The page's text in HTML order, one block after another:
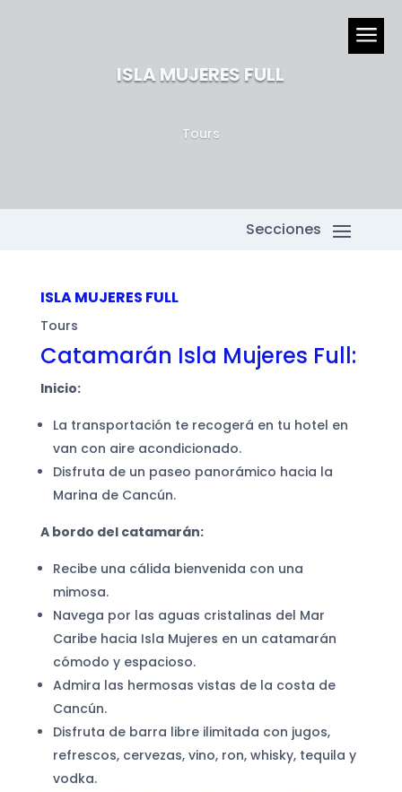
a
ISLA MUJERES FULL
Tours
ISLA MUJERES FULL
Tours
Catamarán Isla Mujeres Full:
Inicio:
La transportación te recogerá en tu hotel en
van con aire acondicionado.
Disfruta de un paseo panorámico hacia la
Marina de Cancún.
A bordo del catamarán:
Recibe una cálida bienvenida con una
mimosa.
Navega por las aguas cristalinas del Mar
Caribe hacia Isla Mujeres en un catamarán
cómodo y espacioso.
Admira las hermosas vistas de la costa de
Cancún.
Disfruta de barra libre ilimitada con jugos,
refrescos, cervezas, vino, ron, whisky, tequila y
vodka.